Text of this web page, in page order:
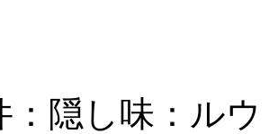
：隠し味：ルウ